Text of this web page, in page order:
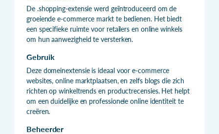
De .shopping-extensie werd geïntroduceerd om de
groeiende e-commerce markt te bedienen. Het biedt
een specifieke ruimte voor retailers en online winkels
om hun aanwezigheid te versterken.
Gebruik
Deze domeinextensie is ideaal voor e-commerce
websites, online marktplaatsen, en zelfs blogs die zich
richten op winkeltrends en productrecensies. Het helpt
om een duidelijke en professionele online identiteit te
creëren.
Beheerder